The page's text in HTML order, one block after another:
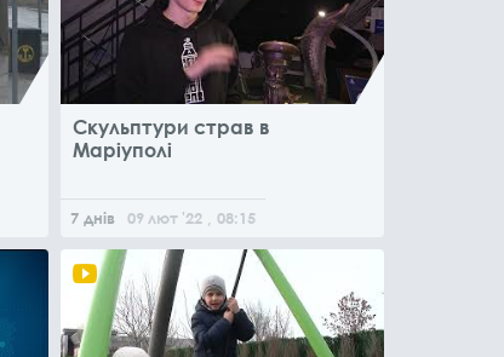
Скульптури страв в
Маріуполі
7 днів 09 лют '22 , 08:15